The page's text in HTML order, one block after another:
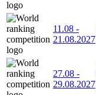
11.08 -
21.08.2027
27.08 -
29.08.2027